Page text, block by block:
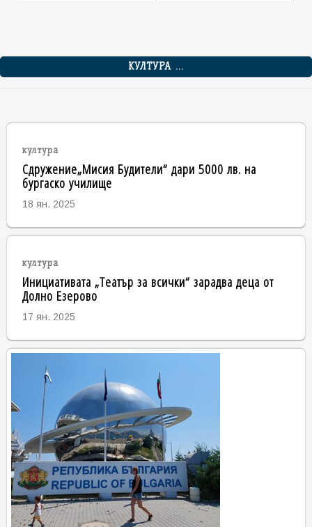
КУЛТУРА ...
култура
Сдружение„Мисия Будители“ дари 5000 лв. на
бургаско училище
18 ян. 2025
култура
Инициативата „Театър за всички“ зарадва деца от
Долно Езерово
17 ян. 2025